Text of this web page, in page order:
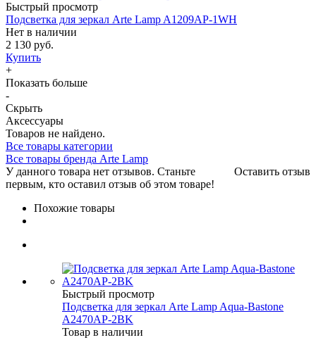
Быстрый просмотр
Подсветка для зеркал Arte Lamp A1209AP-1WH
Нет в наличии
2 130 руб.
Купить
+
Показать больше
-
Скрыть
Аксессуары
Товаров не найдено.
Все товары категории
Все товары бренда Arte Lamp
Оставить отзыв
У данного товара нет отзывов. Станьте
первым, кто оставил отзыв об этом товаре!
Похожие товары
Быстрый просмотр
Подсветка для зеркал Arte Lamp Aqua-Bastone
A2470AP-2BK
Товар в наличии